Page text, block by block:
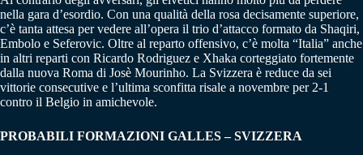
nella gara d’esordio. Con una qualità della rosa decisamente superiore,
c’è tanta attesa per vedere all’opera il trio d’attacco formato da Shaqiri,
Embolo e Seferovic. Oltre al reparto offensivo, c’è molta “Italia” anche
in altri reparti con Ricardo Rodriguez e Xhaka corteggiato fortemente
dalla nuova Roma di Josè Mourinho. La Svizzera è reduce da sei
vittorie consecutive e l’ultima sconfitta risale a novembre per 2-1
contro il Belgio in amichevole.
PROBABILI FORMAZIONI GALLES – SVIZZERA